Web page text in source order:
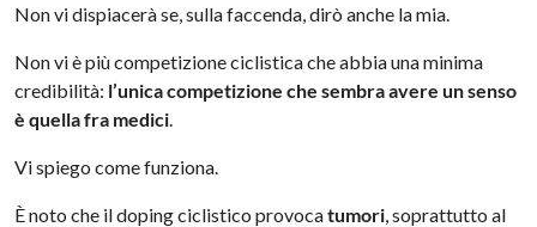
Non vi dispiacerà se, sulla faccenda, dirò anche la mia.
Non vi è più competizione ciclistica che abbia una minima
credibilità: l’unica competizione che sembra avere un senso
è quella fra medici.
Vi spiego come funziona.
È noto che il doping ciclistico provocatumori, soprattutto al